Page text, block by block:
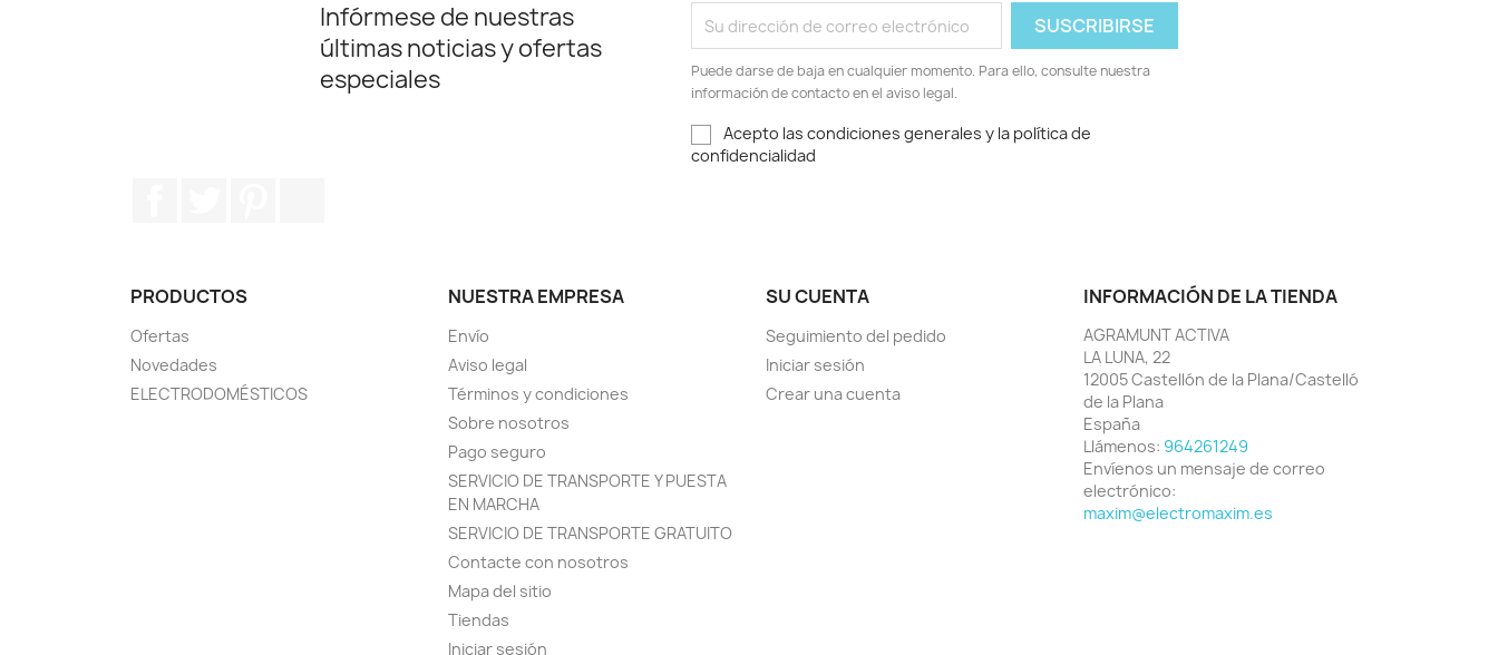
Infórmese de nuestras
últimas noticias y ofertas
especiales
Puede darse de baja en cualquier momento. Para ello, consulte nuestra
información de contacto en el aviso legal.
Acepto las condiciones generales y la política de
confidencialidad
PRODUCTOS
Ofertas
Novedades
ELECTRODOMÉSTICOS
NUESTRA EMPRESA
Envío
Aviso legal
Términos y condiciones
Sobre nosotros
Pago seguro
SERVICIO DE TRANSPORTE Y PUESTA
EN MARCHA
SERVICIO DE TRANSPORTE GRATUITO
Contacte con nosotros
Mapa del sitio
Tiendas
Iniciar sesión
SU CUENTA
Seguimiento del pedido
Iniciar sesión
Crear una cuenta
INFORMACIÓN DE LA TIENDA
AGRAMUNT ACTIVA
LA LUNA, 22
12005 Castellón de la Plana/Castelló
de la Plana
España
Llámenos: 964261249
Envíenos un mensaje de correo
electrónico:
maxim@electromaxim.es